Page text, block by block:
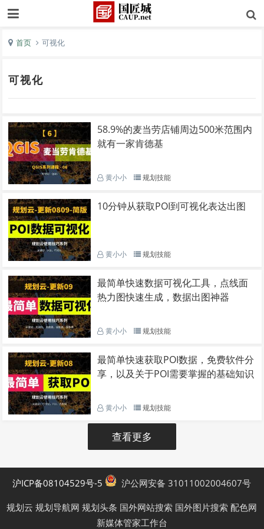
首页 可视化
可视化
58.9%的麦当劳店铺周边500米范围内
就有一家肯德基
黄小小 规划技能
10分钟从获取POI到可视化表达出图
黄小小 规划技能
最简单快速数据可视化工具，点线面
热力图快速生成，数据出图神器
黄小小 规划技能
最简单快速获取POI数据，免费软件分
享，以及关于POI需要掌握的基础知识
黄小小 规划技能
查看更多
沪ICP备08104529号-5 沪公网安备 31011002004607号
规划云 规划导航网 规划头条 国外网站搜索 国外图片搜索 配色网
新媒体管家工作台